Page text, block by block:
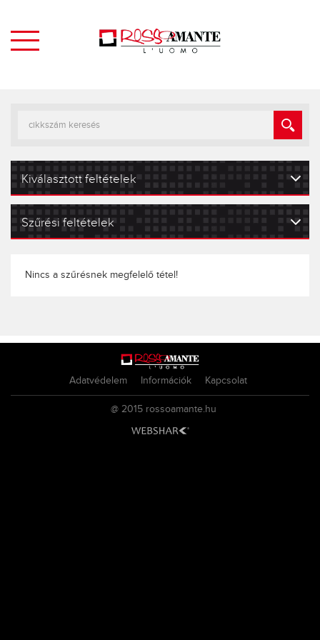
Kiválasztott feltételek
Szűrési feltételek
Nincs a szűrésnek megfelelő tétel!
Adatvédelem Információk Kapcsolat
@ 2015 rossoamante.hu